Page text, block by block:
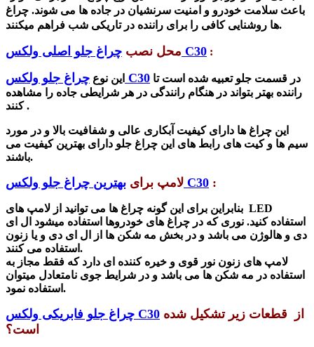
باعث سلامت خودرو و امنیت سرنشیان در جاده ها می شوند. چراغ
ها روشنایی کافی را برای راننده در تاریکی شب فراهم میکنند.
محل نصب چراغ جلو اصلی ولکس C30 :
این نوع چراغ جلو ولکس C30
راننده بهتر بتواند در هنگام رانندگی در هر شرایطی جاده را مشاهده
کنند .
این چراغ ها دارای کیفیت آبکاری عالی و شفافیت بالا و در مورد
سیم ها و کیت های رابط های این چراغ جلو دارای بهترین کیفیت می
باشند.
لامپ برای بهترین چراغ جلو ولکس C30 :
بنابراین برای این گونه چراغ ها می توانید از لامپ های LED
استفاده کنید. نوری که در چراغ های خودروها استفاده میشود ال ای
دی و هالوژن می باشد و در بخش مه شکن ها از ال ای دی و یا زنون
استفاده می کنند.
لامپ های زنون نور قوی و خیره کننده ای دارد که فقط مجاز به
استفاده در مه شکن ها می باشد و در شرایط جوی نامتعادل میتوان
استفاده نمود.
چراغ جلو فابریکی ولکس C30
است؟